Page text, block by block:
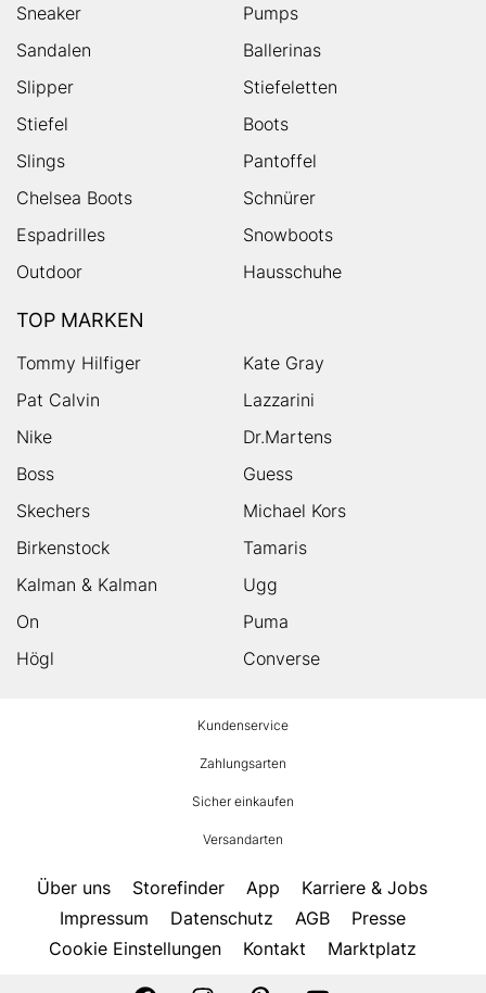
Sneaker
Pumps
Sandalen
Ballerinas
Slipper
Stiefeletten
Stiefel
Boots
Slings
Pantoffel
Chelsea Boots
Schnürer
Espadrilles
Snowboots
Outdoor
Hausschuhe
TOP MARKEN
Tommy Hilfiger
Kate Gray
Pat Calvin
Lazzarini
Nike
Dr.Martens
Boss
Guess
Skechers
Michael Kors
Birkenstock
Tamaris
Kalman & Kalman
Ugg
On
Puma
Högl
Converse
Kundenservice
Zahlungsarten
Sicher einkaufen
Versandarten
Über uns Storefinder App
Karriere & Jobs
Impressum
Datenschutz AGB
Presse
Cookie Einstellungen
Kontakt Marktplatz